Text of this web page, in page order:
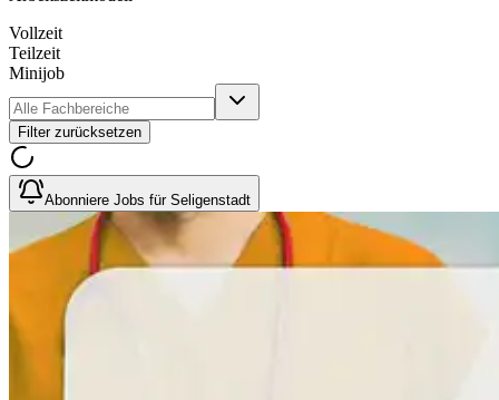
Vollzeit
Teilzeit
Minijob
Filter zurücksetzen
Abonniere Jobs für Seligenstadt